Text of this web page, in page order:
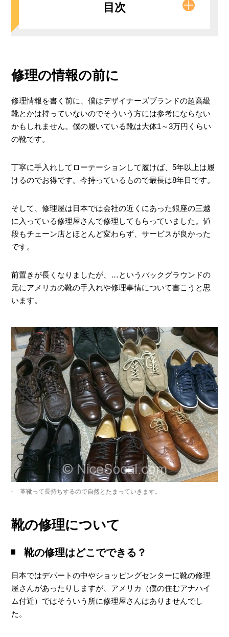
目次
靴の修理はどこでできる？
実際に前底をつけてもらった
クオリティー
その他 ‐ 靴の修理屋でできる事
汚れ落とし
その他
修理の情報の前に
修理情報を書く前に、僕はデザイナーズブランドの超高級
靴とかは持っていないのでそういう方には参考にならない
かもしれません。僕の履いている靴は大体1～3万円くらい
の靴です。
丁寧に手入れしてローテーションして履けば、5年以上は履
けるのでお得です。今持っているもので最長は8年目です。
そして、修理屋は日本では会社の近くにあった銀座の三越
に入っている修理屋さんで修理してもらっていました。値
段もチェーン店とほとんど変わらず、サービスが良かった
です。
前置きが長くなりましたが、…というバックグラウンドの
元にアメリカの靴の手入れや修理事情について書こうと思
います。
革靴って長持ちするので自然とたまっていきます。
靴の修理について
靴の修理はどこでできる？
日本ではデパートの中やショッピングセンターに靴の修理
屋さんがあったりしますが、アメリカ（僕の住むアナハイ
ム付近）ではそういう所に修理屋さんはありませんでし
た。